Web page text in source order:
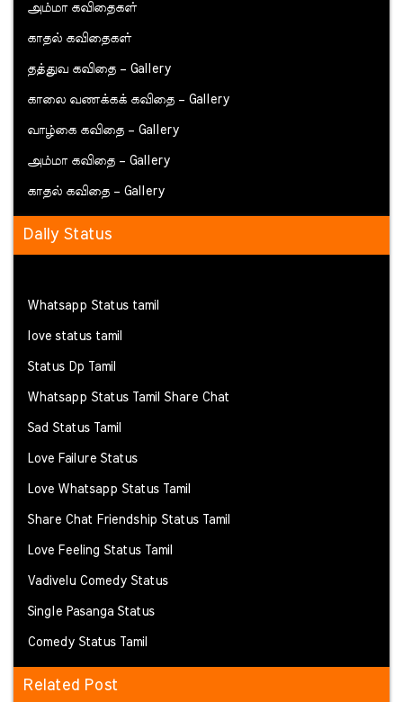
அம்மா கவிதைகள்
காதல் கவிதைகள்
தத்துவ கவிதை – Gallery
காலை வணக்கக் கவிதை – Gallery
வாழ்கை கவிதை – Gallery
அம்மா கவிதை – Gallery
காதல் கவிதை – Gallery
Daily Status
Whatsapp Status tamil
love status tamil
Status Dp Tamil
Whatsapp Status Tamil Share Chat
Sad Status Tamil
Love Failure Status
Love Whatsapp Status Tamil
Share Chat Friendship Status Tamil
Love Feeling Status Tamil
Vadivelu Comedy Status
Single Pasanga Status
Comedy Status Tamil
Related Post